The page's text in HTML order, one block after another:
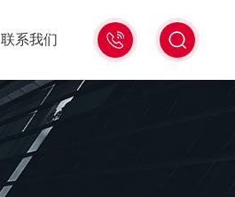
18516586104
微
联系我们